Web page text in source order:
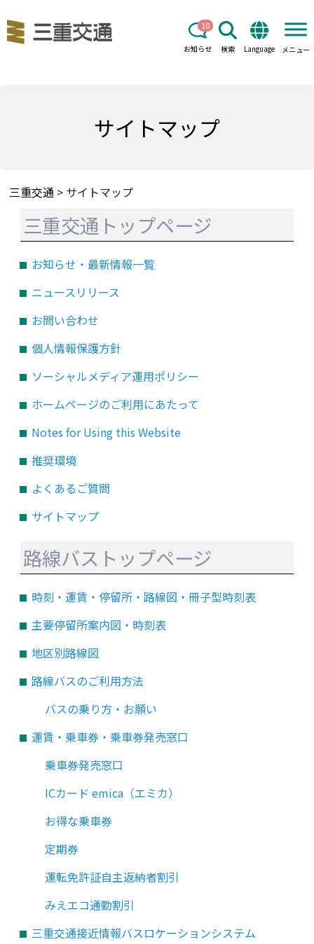
お知らせ
10
検索 Language メニュー
サイトマップ
三重交通 > サイトマップ
三重交通トップページ
お知らせ・最新情報一覧
ニュースリリース
お問い合わせ
個人情報保護方針
ソーシャルメディア運用ポリシー
ホームページのご利用にあたって
Notes for Using this Website
推奨環境
よくあるご質問
サイトマップ
路線バストップページ
時刻・運賃・停留所・路線図・冊子型時刻表
主要停留所案内図・時刻表
地区別路線図
路線バスのご利用方法
バスの乗り方・お願い
運賃・乗車券・乗車券発売窓口
乗車券発売窓口
ICカード emica（エミカ）
お得な乗車券
定期券
運転免許証自主返納者割引
みえエコ通勤割引
三重交通接近情報バスロケーションシステム